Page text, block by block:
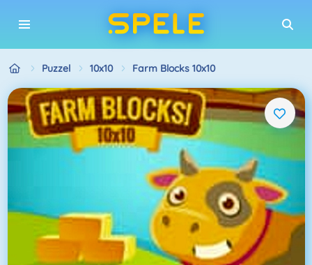
Puzzel 10x10 Farm Blocks 10x10